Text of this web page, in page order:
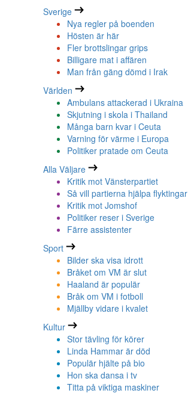
Sverige
Nya regler på boenden
Hösten är här
Fler brottslingar grips
Billigare mat i affären
Man från gäng dömd i Irak
Världen
Ambulans attackerad i Ukraina
Skjutning i skola i Thailand
Många barn kvar i Ceuta
Varning för värme i Europa
Politiker pratade om Ceuta
Alla Väljare
Kritik mot Vänsterpartiet
Så vill partierna hjälpa flyktingar
Kritik mot Jomshof
Politiker reser i Sverige
Färre assistenter
Sport
Bilder ska visa idrott
Bråket om VM är slut
Haaland är populär
Bråk om VM i fotboll
Mjällby vidare i kvalet
Kultur
Stor tävling för körer
Linda Hammar är död
Populär hjälte på bio
Hon ska dansa i tv
Titta på viktiga maskiner